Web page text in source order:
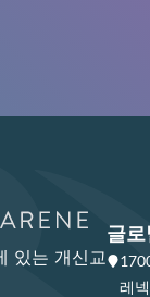
있는 개신교
글로
레